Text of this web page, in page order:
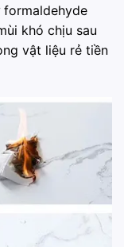
khó chịu sau
vật liệu rẻ tiền